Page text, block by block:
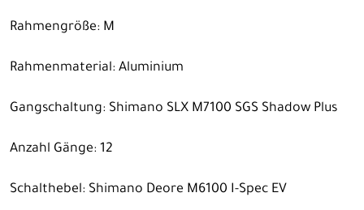
Rahmengröße: M
Rahmenmaterial: Aluminium
Gangschaltung: Shimano SLX M7100 SGS Shadow Plus
Anzahl Gänge: 12
Schalthebel: Shimano Deore M6100 I-Spec EV